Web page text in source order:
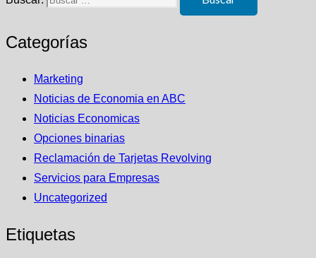
Categorías
Marketing
Noticias de Economia en ABC
Noticias Economicas
Opciones binarias
Reclamación de Tarjetas Revolving
Servicios para Empresas
Uncategorized
Etiquetas